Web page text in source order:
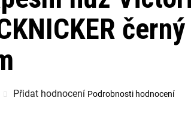
Průměrné
hodnocení
Přidat hodnocení Podrobnosti hodnocení